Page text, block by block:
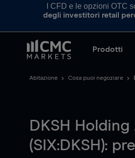
I CFD e le opzioni OTC
degli investitori retail
Prodotti
Abitazione Cosa puoi negoziare
DKSH Holding
(SIX:DKSH):